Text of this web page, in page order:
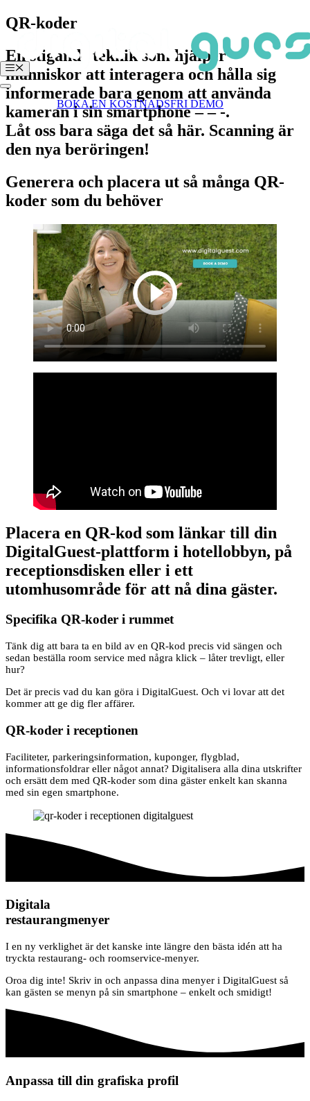
Hoppa
till
Meny
BOKA EN KOSTNADSFRI DEMO
QR-koder
En stigande teknik som hjälper
människor att interagera ochhålla sig
informerade bara genom att använda
kameran i sinsmartphone– – -.
Låt oss bara säga det så här. Scanning är
den nya beröringen!
Generera och placera ut så många QR-
koder som du behöver
Placera en QR-kod som länkar till din
DigitalGuest-plattform i hotellobbyn, på
receptionsdisken eller i ett
utomhusområde för att nå dina gäster.
Specifika QR-koder i rummet
Tänk dig att bara ta en bild av en QR-kod precis vid sängen och
sedan beställa room service med några klick – låter trevligt, eller
hur?
Det är precis vad du kan göra i DigitalGuest. Och vi lovar att det
kommer att ge dig fler affärer.
QR-koder i receptionen
Faciliteter, parkeringsinformation, kuponger, flygblad,
informationsfoldrar eller något annat? Digitalisera alla dina utskrifter
och ersätt dem med QR-koder som dina gäster enkelt kan skanna
med sin egen smartphone.
Digitala
restaurangmenyer
I en ny verklighet är det kanske inte längre den bästa idén att ha
tryckta restaurang- och roomservice-menyer.
Oroa dig inte! Skriv in och anpassa dina menyer i DigitalGuest så
kan gästen se menyn på sin smartphone – enkelt och smidigt!
Anpassa till din grafiska profil